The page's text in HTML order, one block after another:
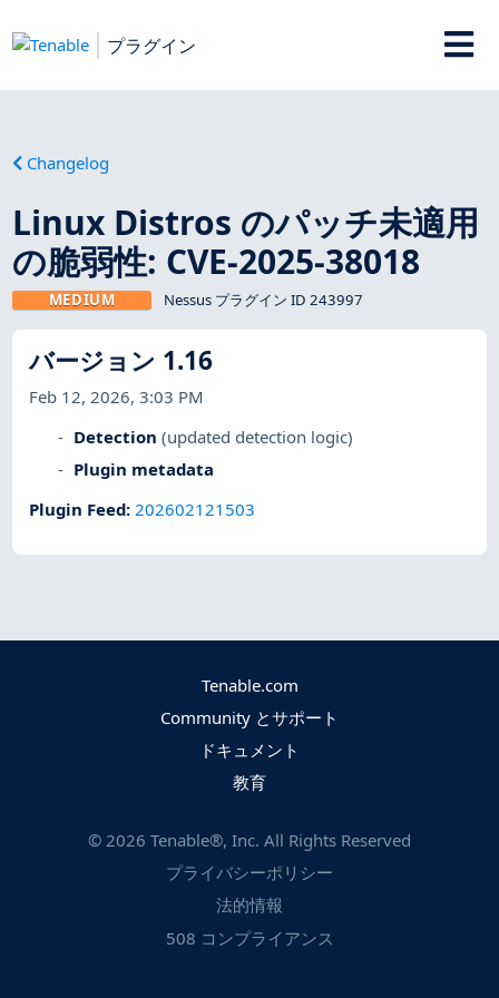
プラグイン
Changelog
Linux Distros のパッチ未適用
の脆弱性: CVE-2025-38018
MEDIUM Nessus プラグイン ID 243997
バージョン 1.16
Feb 12, 2026, 3:03 PM
Detection (updated detection logic)
Plugin metadata
Plugin Feed:202602121503
Tenable.com
Community とサポート
ドキュメント
教育
© 2026 Tenable®, Inc. All Rights Reserved
プライバシーポリシー
法的情報
508 コンプライアンス